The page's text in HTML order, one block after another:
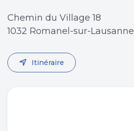
Chemin du Village 18
1032 Romanel-sur-Lausanne
Itinéraire